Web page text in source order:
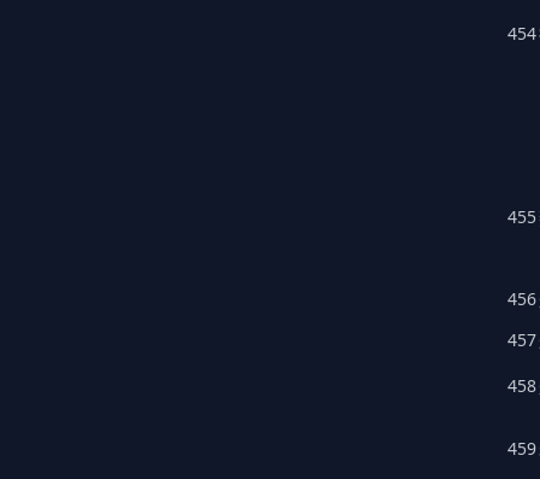
454
455
456
457
458
459